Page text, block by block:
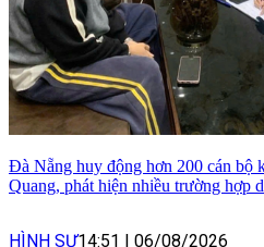
Đà Nẵng huy động hơn 200 cán bộ
Quang, phát hiện nhiều trường hợp
HÌNH SỰ14:51 06/08/2026